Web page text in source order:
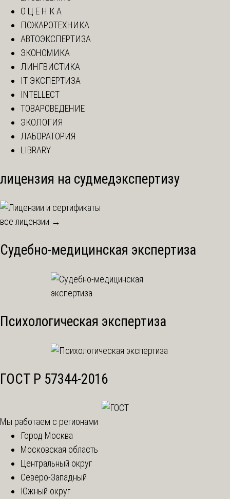
О Ц Е Н К А
ПОЖАРОТЕХНИКА
АВТОЭКСПЕРТИЗА
ЭКОНОМИКА
ЛИНГВИСТИКА
IT ЭКСПЕРТИЗА
INTELLECT
ТОВАРОВЕДЕНИЕ
ЭКОЛОГИЯ
ЛАБОРАТОРИЯ
LIBRARY
лицензия на судмедэкспертизу
все лицензии →
Судебно-медицинская экспертиза
Психологическая экспертиза
ГОСТ Р 57344-2016
Мы работаем с регионами
Город Москва
Московская область
Центральный округ
Северо-Западный
Южный округ